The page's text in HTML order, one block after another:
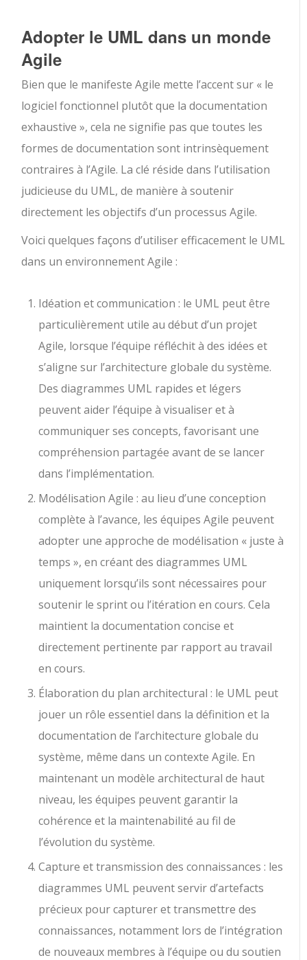
Adopter le UML dans un monde
Agile
Bien que le manifeste Agile mette l’accent sur « le
logiciel fonctionnel plutôt que la documentation
exhaustive », cela ne signifie pas que toutes les
formes de documentation sont intrinsèquement
contraires à l’Agile. La clé réside dans l’utilisation
judicieuse du UML, de manière à soutenir
directement les objectifs d’un processus Agile.
Voici quelques façons d’utiliser efficacement le UML
dans un environnement Agile :
Idéation et communication : le UML peut être
particulièrement utile au début d’un projet
Agile, lorsque l’équipe réfléchit à des idées et
s’aligne sur l’architecture globale du système.
Des diagrammes UML rapides et légers
peuvent aider l’équipe à visualiser et à
communiquer ses concepts, favorisant une
compréhension partagée avant de se lancer
dans l’implémentation.
Modélisation Agile : au lieu d’une conception
complète à l’avance, les équipes Agile peuvent
adopter une approche de modélisation « juste à
temps », en créant des diagrammes UML
uniquement lorsqu’ils sont nécessaires pour
soutenir le sprint ou l’itération en cours. Cela
maintient la documentation concise et
directement pertinente par rapport au travail
en cours.
Élaboration du plan architectural : le UML peut
jouer un rôle essentiel dans la définition et la
documentation de l’architecture globale du
système, même dans un contexte Agile. En
maintenant un modèle architectural de haut
niveau, les équipes peuvent garantir la
cohérence et la maintenabilité au fil de
l’évolution du système.
Capture et transmission des connaissances : les
diagrammes UML peuvent servir d’artefacts
précieux pour capturer et transmettre des
connaissances, notamment lors de l’intégration
de nouveaux membres à l’équipe ou du soutien